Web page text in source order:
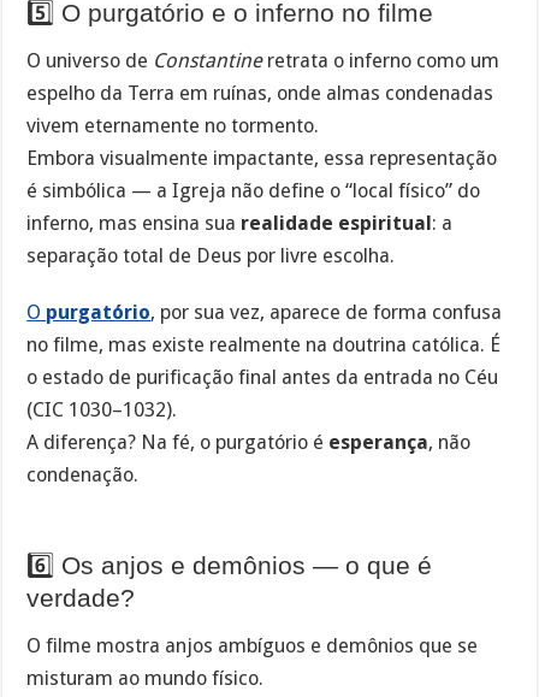
5️⃣ O purgatório e o inferno no filme
O universo de Constantineretrata o inferno como um
espelho da Terra em ruínas, onde almas condenadas
vivem eternamente no tormento.
Embora visualmente impactante, essa representação
é simbólica — a Igreja não define o “local físico” do
inferno, mas ensina sua realidade espiritual: a
separação total de Deus por livre escolha.
O purgatório, por sua vez, aparece de forma confusa
no filme, mas existe realmente na doutrina católica. É
o estado de purificação final antes da entrada no Céu
(CIC 1030–1032).
A diferença? Na fé, o purgatório é esperança, não
condenação.
6️⃣ Os anjos e demônios — o que é
verdade?
O filme mostra anjos ambíguos e demônios que se
misturam ao mundo físico.